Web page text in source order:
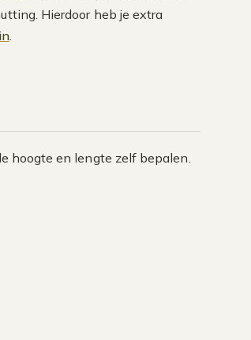
Hierdoor heb je extra
.
hoogte en lengte zelf bepalen.